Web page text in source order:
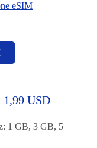
eSIM
1,99 USD
1 GB, 3 GB, 5